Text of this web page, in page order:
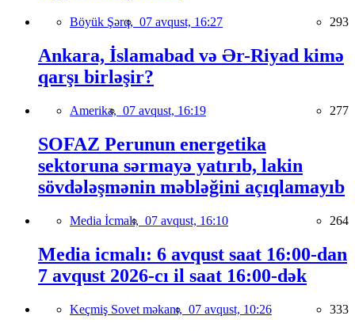
Böyük Şərq, 07 avqust, 16:27 293
Ankara, İslamabad və Ər-Riyad kimə
qarşı birləşir?
Amerika, 07 avqust, 16:19 277
SOFAZ Perunun energetika
sektoruna sərmayə yatırıb, lakin
sövdələşmənin məbləğini açıqlamayıb
Media İcmalı, 07 avqust, 16:10 264
Media icmalı: 6 avqust saat 16:00-dan
7 avqust 2026-cı il saat 16:00-dək
Keçmiş Sovet məkanı, 07 avqust, 10:26 333